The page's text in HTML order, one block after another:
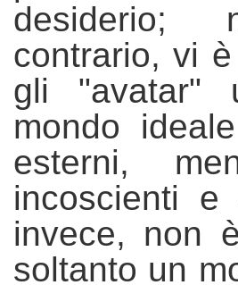
desiderio;
contrario, vi
gli "avatar"
mondo
esterni,
incoscienti e
invece, non
soltanto un